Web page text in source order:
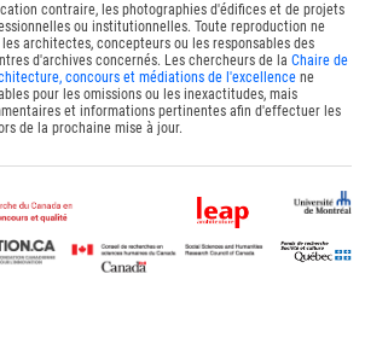
contraire, les photographies d'édifices et de projets
ou institutionnelles. Toute reproduction ne
architectes, concepteurs ou les responsables des
d'archives concernés. Les chercheurs de laChaire de
concours et médiations de l'excellence ne
pour les omissions ou les inexactitudes, mais
et informations pertinentes afin d'effectuer les
de la prochaine mise à jour.